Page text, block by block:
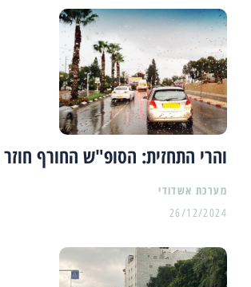
והרי התחזית: הסופ"ש החורף חוזר
מערכת אשדודי
26/12/2024